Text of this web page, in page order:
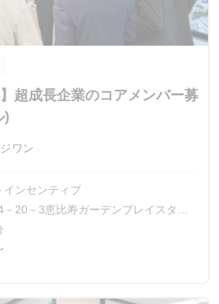
超成長企業のコアメンバー募
)
ワン
インセンティブ
20－3恵比寿ガーデンプレイスタワ